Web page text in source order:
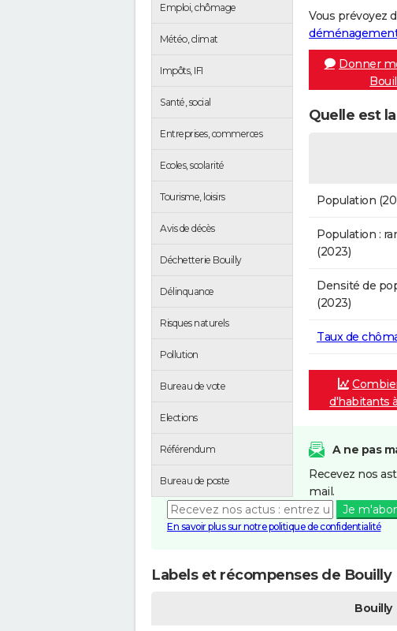
Emploi, chômage
Météo, climat
Impôts, IFI
Santé, social
Entreprises, commerces
Ecoles, scolarité
Tourisme, loisirs
Avis de décès
Déchetterie Bouilly
Délinquance
Risques naturels
Pollution
Bureau de vote
Elections
Référendum
Bureau de poste
Vous prévoyez
Donner
Quelle est
Population
Population :
(2023)
Densité de
(2023)
Taux de
d'habitants
A ne pas
Recevez nos
mail.
Je
En savoir plus sur notre politique de confidentialité
Labels et récompenses de Bouilly
Bouilly